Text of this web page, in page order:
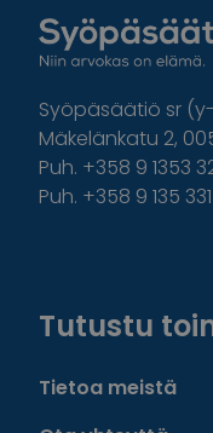
Syöpäsäätiö sr
Mäkelänkatu 2,
Puh. +358 9 1353
Puh. +358 9 135
Tutustu
Tietoa meistä